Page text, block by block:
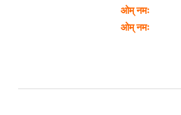
ओम् नमः
ओम् नमः